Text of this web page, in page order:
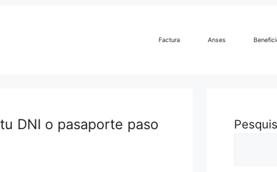
Factura Anses
DNI o pasaporte paso